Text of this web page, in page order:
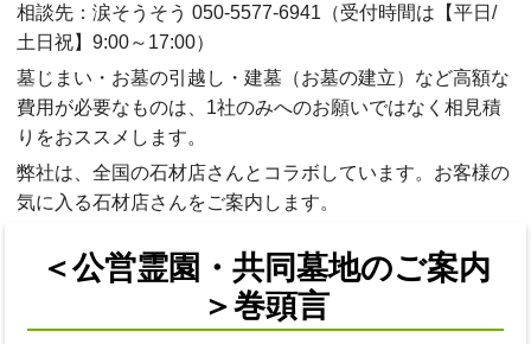
相談先：涙そうそう050-5577-6941 （受付時間は【平日/
土日祝】9:00～17:00）
墓じまい・お墓の引越し・建墓（お墓の建立）など高額な
費用が必要なものは、1社のみへのお願いではなく相見積
りをおススメします。
弊社は、全国の石材店さんとコラボしています。お客様の
気に入る石材店さんをご案内します。
＜公営霊園・共同墓地のご案内
＞巻頭言